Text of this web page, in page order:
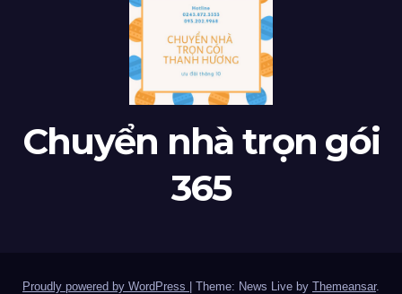
Chuyển nhà trọn gói
365
Proudly powered by WordPress | Theme: News Live by Themeansar.